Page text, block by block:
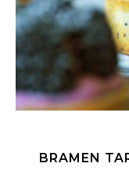
BRAMEN